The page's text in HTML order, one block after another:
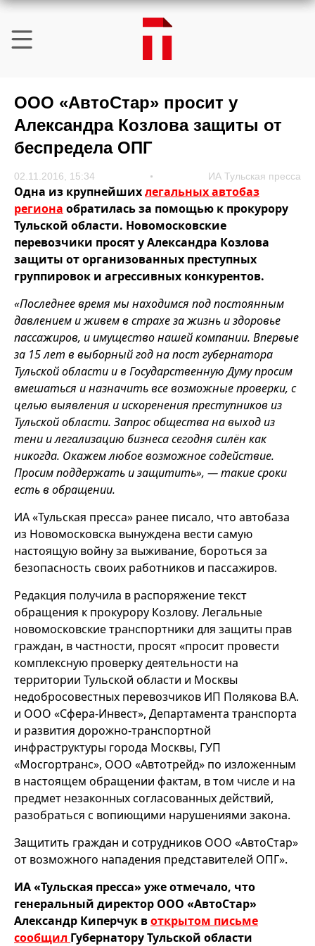
ООО «АвтоСтар» просит у
Александра Козлова защиты от
беспредела ОПГ
02.11.2016, 15:34 ИА Тульская пресса
Одна из крупнейшихлегальных автобаз
региона обратилась за помощью к прокурору
Тульской области. Новомосковские
перевозчики просят у Александра Козлова
защиты от организованных преступных
группировок и агрессивных конкурентов.
«Последнее время мы находимся под постоянным
давлением и живем в страхе за жизнь и здоровье
пассажиров, и имущество нашей компании. Впервые
за 15 лет в выборный год на пост губернатора
Тульской области и в Государственную Думу просим
вмешаться и назначить все возможные проверки, с
целью выявления и искоренения преступников из
Тульской области. Запрос общества на выход из
тени и легализацию бизнеса сегодня силён как
никогда. Окажем любое возможное содействие.
Просим поддержать и защитить», — такие сроки
есть в обращении.
ИА «Тульская пресса» ранее писало, что автобаза
из Новомосковска вынуждена вести самую
настоящую войну за выживание, бороться за
безопасность своих работников и пассажиров.
Редакция получила в распоряжение текст
обращения к прокурору Козлову. Легальные
новомосковские транспортники для защиты прав
граждан, в частности, просят «просит провести
комплексную проверку деятельности на
территории Тульской области и Москвы
недобросовестных перевозчиков ИП Полякова В.А.
и ООО «Сфера-Инвест», Департамента транспорта
и развития дорожно-транспортной
инфраструктуры города Москвы, ГУП
«Мосгортранс», ООО «Автотрейд» по изложенным
в настоящем обращении фактам, в том числе и на
предмет незаконных согласованных действий,
разобраться с вопиющими нарушениями закона.
Защитить граждан и сотрудников ООО «АвтоСтар»
от возможного нападения представителей ОПГ».
ИА «Тульская пресса» уже отмечало, что
генеральный директор ООО «АвтоСтар»
Александр Киперчук воткрытом письме
сообщил Губернатору Тульской области